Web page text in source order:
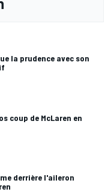
la prudence avec son
coup de McLaren en
derrière l'aileron